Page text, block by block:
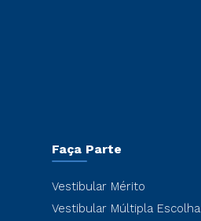
Faça Parte
Vestibular Mérito
Vestibular Múltipla Escolha